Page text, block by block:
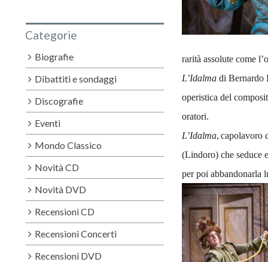
rarità assolute come
L’Idalmadi Bernardo
operistica del
oratori.
L’Idalma, capolavoro
(Lindoro) che seduce
per poi abbandonarla
Categorie
Biografie
Dibattiti e sondaggi
Discografie
Eventi
Mondo Classico
Novità CD
Novità DVD
Recensioni CD
Recensioni Concerti
Recensioni DVD